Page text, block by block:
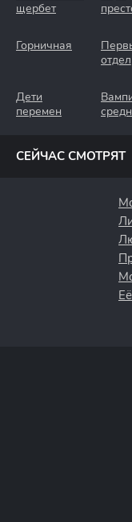
щербет
Горничная
отдел
Дети
перемен
СЕЙЧАС СМОТРЯТ